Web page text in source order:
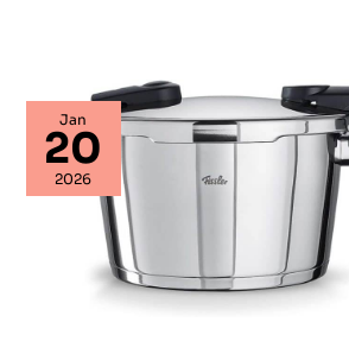
Jan
20
2026
Test
de
l’autocuiseur
Fissler
Vitaquick
performance
cuisine